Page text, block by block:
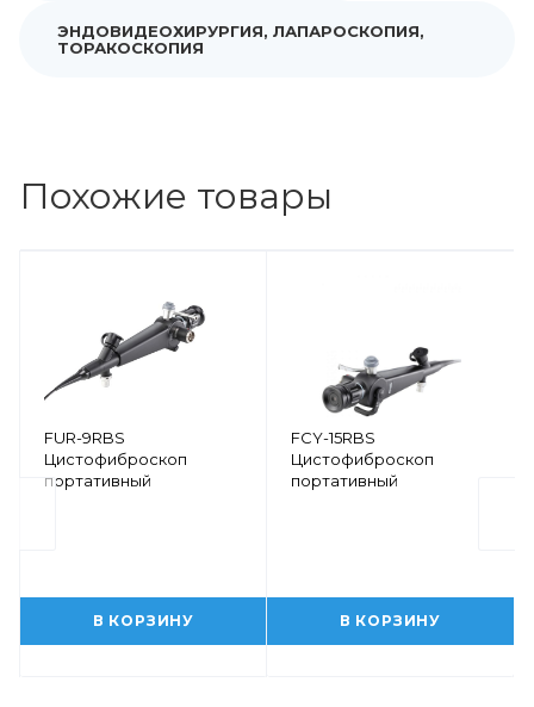
ЭНДОВИДЕОХИРУРГИЯ, ЛАПАРОСКОПИЯ,
ТОРАКОСКОПИЯ
Похожие товары
FUR-9RBS
Цистофиброскоп
портативный
В КОРЗИНУ
FCY-15RBS
Цистофиброскоп
портативный
В КОРЗИНУ